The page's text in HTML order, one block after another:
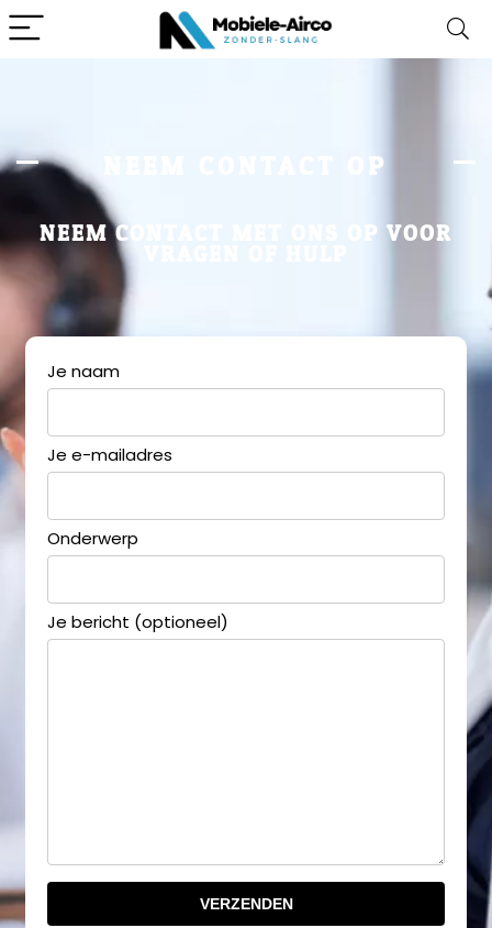
NEEM CONTACT OP
NEEM CONTACT MET ONS OP VOOR
Je naam
Je e-mailadres
Onderwerp
Je bericht (optioneel)